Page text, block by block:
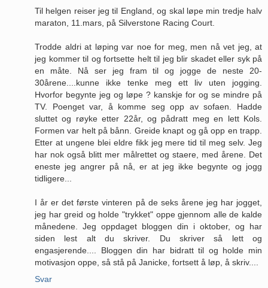
Til helgen reiser jeg til England, og skal løpe min tredje halv
maraton, 11.mars, på Silverstone Racing Court.
Trodde aldri at løping var noe for meg, men nå vet jeg, at
jeg kommer til og fortsette helt til jeg blir skadet eller syk på
en måte. Nå ser jeg fram til og jogge de neste 20-
30årene....kunne ikke tenke meg ett liv uten jogging.
Hvorfor begynte jeg og løpe ? kanskje for og se mindre på
TV. Poenget var, å komme seg opp av sofaen. Hadde
sluttet og røyke etter 22år, og pådratt meg en lett Kols.
Formen var helt på bånn. Greide knapt og gå opp en trapp.
Etter at ungene blei eldre fikk jeg mere tid til meg selv. Jeg
har nok også blitt mer målrettet og staere, med årene. Det
eneste jeg angrer på nå, er at jeg ikke begynte og jogg
tidligere...
I år er det første vinteren på de seks årene jeg har jogget,
jeg har greid og holde "trykket" oppe gjennom alle de kalde
månedene. Jeg oppdaget bloggen din i oktober, og har
siden lest alt du skriver. Du skriver så lett og
engasjerende.... Bloggen din har bidratt til og holde min
motivasjon oppe, så stå på Janicke, fortsett å løp, å skriv....
Svar